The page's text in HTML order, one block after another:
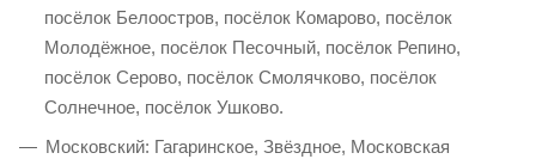
посёлок Белоостров, посёлок Комарово, посёлок
Молодёжное, посёлок Песочный, посёлок Репино,
посёлок Серово, посёлок Смолячково, посёлок
Солнечное, посёлок Ушково.
Московский: Гагаринское, Звёздное, Московская